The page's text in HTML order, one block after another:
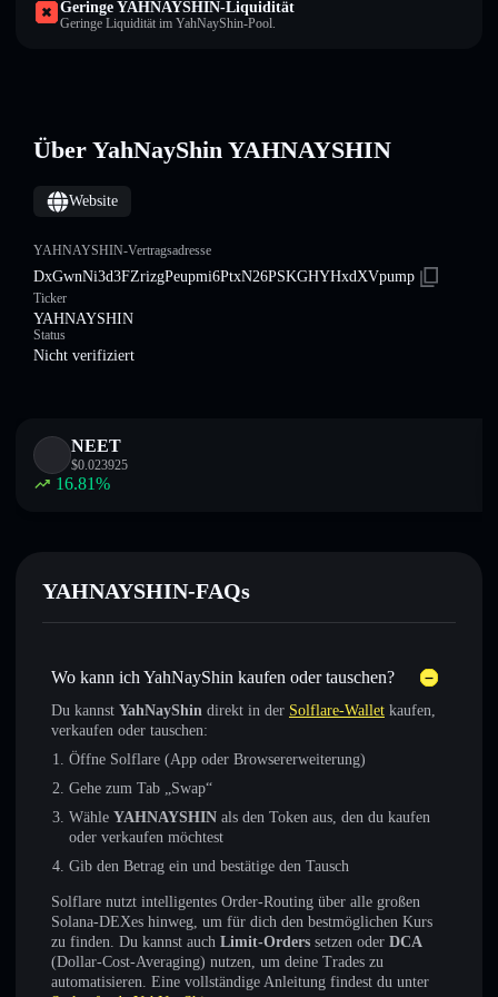
Geringe YAHNAYSHIN-Liquidität
Geringe Liquidität im YahNayShin-Pool.
Über YahNayShin YAHNAYSHIN
Website
YAHNAYSHIN-Vertragsadresse
DxGwnNi3d3FZrizgPeupmi6PtxN26PSKGHYHxdXVpump
Ticker
YAHNAYSHIN
Status
Nicht verifiziert
NEET
$0.023925
16.81%
YAHNAYSHIN-FAQs
Wo kann ich YahNayShin kaufen oder tauschen?
Du kannst YahNayShin direkt in der Solflare-Wallet kaufen,
verkaufen oder tauschen:
Öffne Solflare (App oder Browsererweiterung)
Gehe zum Tab „Swap“
Wähle YAHNAYSHIN als den Token aus, den du kaufen
oder verkaufen möchtest
Gib den Betrag ein und bestätige den Tausch
Solflare nutzt intelligentes Order-Routing über alle großen
Solana-DEXes hinweg, um für dich den bestmöglichen Kurs
zu finden. Du kannst auch Limit-Orders setzen oder DCA
(Dollar-Cost-Averaging) nutzen, um deine Trades zu
automatisieren. Eine vollständige Anleitung findest du unter